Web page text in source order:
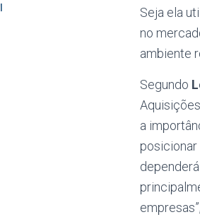
Seja ela
no
ambiente
Segundo
a
posicionar